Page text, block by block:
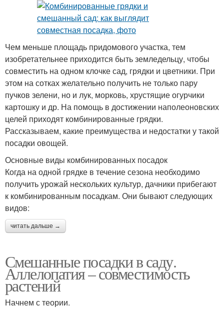
Чем меньше площадь придомового участка, тем
изобретательнее приходится быть земледельцу, чтобы
совместить на одном клочке сад, грядки и цветники. При
этом на сотках желательно получить не только пару
пучков зелени, но и лук, морковь, хрустящие огурчики
картошку и др. На помощь в достижении наполеоновских
целей приходят комбинированные грядки.
Рассказываем, какие преимущества и недостатки у такой
посадки овощей.
Основные виды комбинированных посадок
Когда на одной грядке в течение сезона необходимо
получить урожай нескольких культур, дачники прибегают
к комбинированным посадкам. Они бывают следующих
видов:
читать дальше →
Смешанные посадки в саду.
Аллелопатия – совместимость
растений
Начнем с теории.